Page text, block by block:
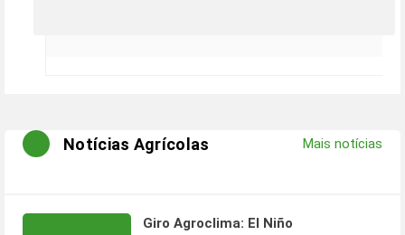
Notícias Agrícolas Mais notícias
Giro Agroclima: El Niño